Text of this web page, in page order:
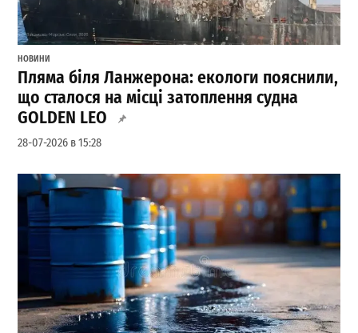
НОВИНИ
Пляма біля Ланжерона: екологи пояснили,
що сталося на місці затоплення судна
GOLDEN LEO
28-07-2026 в 15:28